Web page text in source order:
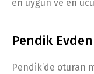
en uygun ve en
Pendik
Pendik’de oturan